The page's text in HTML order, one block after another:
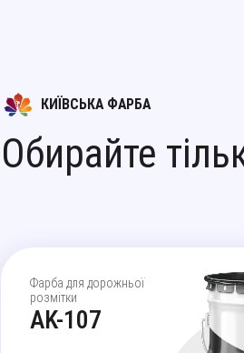
КИЇВСЬКА ФАРБА
Обирайте
Фарба для дорожньої
розмітки
AK-107